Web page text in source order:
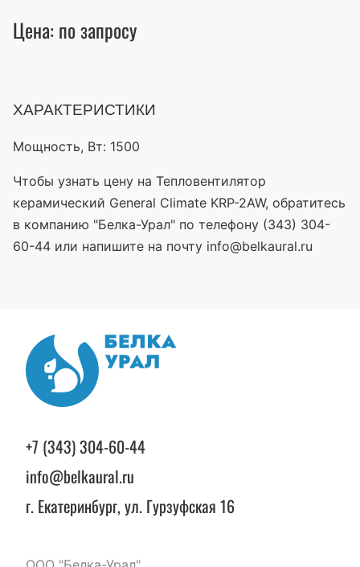
Цена: по запросу
ХАРАКТЕРИСТИКИ
Мощность, Вт: 1500
Чтобы узнать цену на Тепловентилятор
керамический General Climate KRP-2AW, обратитесь
в компанию "Белка-Урал" по телефону (343) 304-
60-44 или напишите на почту info@belkaural.ru
+7 (343) 304-60-44
info@belkaural.ru
г. Екатеринбург, ул. Гурзуфская 16